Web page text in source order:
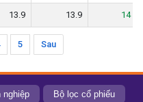
13.9 13.9 14
13.9 13.9 14
5 Sau
nghiệp Bộ lọc cổ phiếu